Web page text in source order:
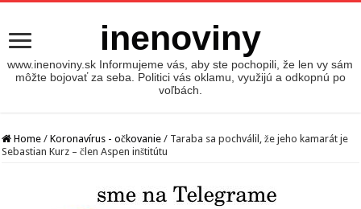
inenoviny
www.inenoviny.sk Informujeme vás, aby ste pochopili, že len vy sám
môžte bojovať za seba. Politici vás oklamu, využijú a odkopnú po
voľbách.
Home / Koronavírus - očkovanie / Taraba sa pochválil, že jeho kamarát je
Sebastian Kurz – člen Aspen inštitútu